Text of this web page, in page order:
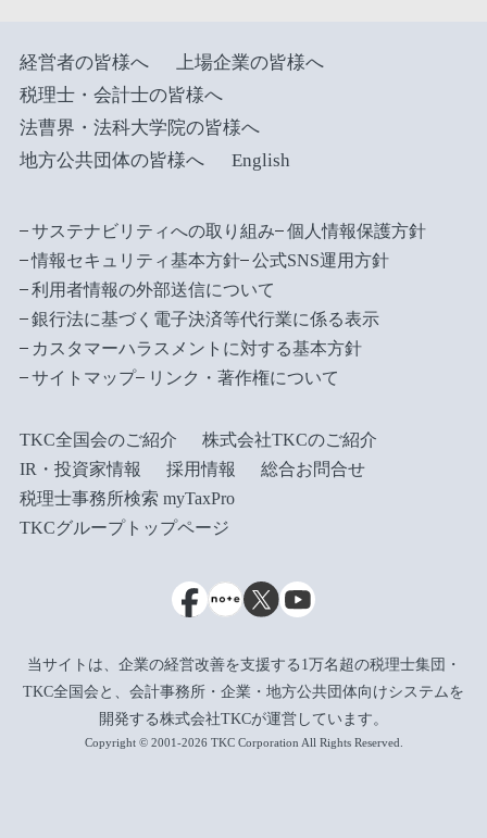
経営者の皆様へ
上場企業の皆様へ
税理士・会計士の皆様へ
法曹界・法科大学院の皆様へ
地方公共団体の皆様へ
English
サステナビリティへの取り組み
個人情報保護方針
情報セキュリティ基本方針
公式SNS運用方針
利用者情報の外部送信について
銀行法に基づく電子決済等代行業に係る表示
カスタマーハラスメントに対する基本方針
サイトマップ
リンク・著作権について
TKC全国会のご紹介
株式会社TKCのご紹介
IR・投資家情報
採用情報
総合お問合せ
税理士事務所検索 myTaxPro
TKCグループトップページ
当サイトは、企業の経営改善を支援する1万名超の税理士集団・
TKC全国会と、会計事務所・企業・地方公共団体向けシステムを
開発する株式会社TKCが運営しています。
Copyright © 2001-2026 TKC Corporation All Rights Reserved.